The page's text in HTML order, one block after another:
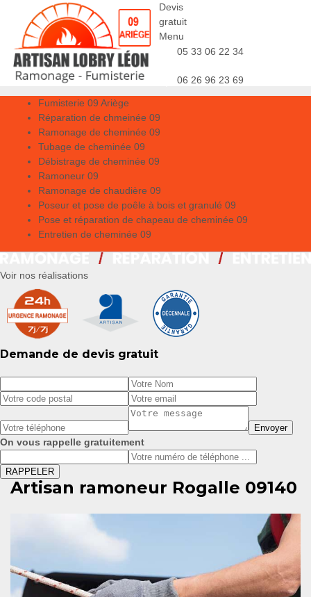
Devis
gratuit
Menu
05 33 06 22 34
06 26 96 23 69
Fumisterie 09 Ariège
Réparation de chmeinée 09
Ramonage de cheminée 09
Tubage de cheminée 09
Débistrage de cheminée 09
Ramoneur 09
Ramonage de chaudière 09
Poseur et pose de poêle à bois et granulé 09
Pose et réparation de chapeau de cheminée 09
Entretien de cheminée 09
Voir nos réalisations
Demande de devis gratuit
On vous rappelle gratuitement
Artisan ramoneur Rogalle 09140